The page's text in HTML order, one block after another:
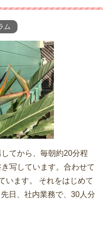
ム
てから、毎朝約20分程
写しています。合わせて
います。 それをはじめて
日、社内業務で、30人分